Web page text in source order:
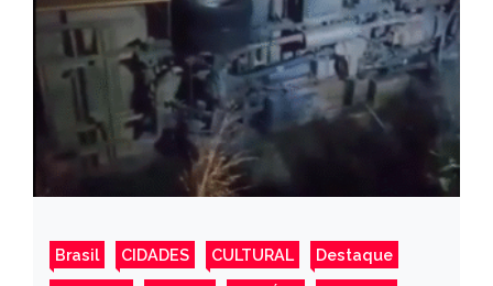
Brasil CIDADES CULTURAL Destaque